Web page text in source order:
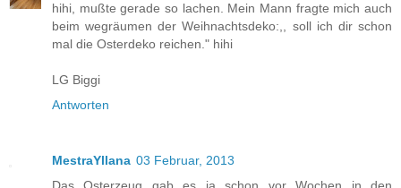
hihi, mußte gerade so lachen. Mein Mann fragte mich auch
beim wegräumen der Weihnachtsdeko:,, soll ich dir schon
mal die Osterdeko reichen." hihi
LG Biggi
Antworten
MestraYllana 03 Februar, 2013